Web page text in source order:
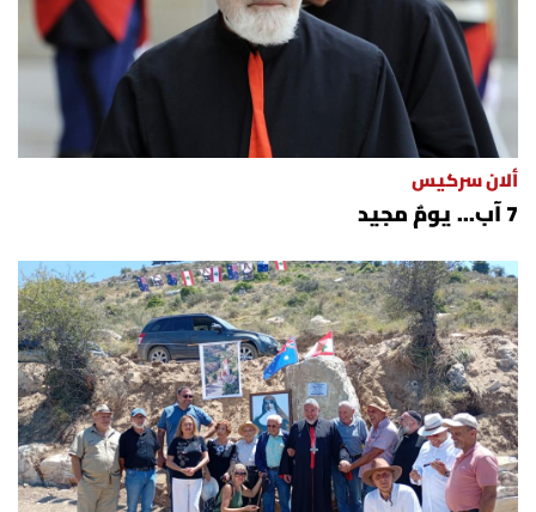
ألان سركيس
7 آب... يومٌ مجيد